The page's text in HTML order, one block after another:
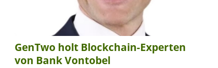
GenTwo holt Blockchain-Experten
von Bank Vontobel